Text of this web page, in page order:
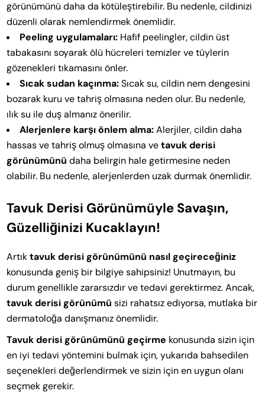
görünümünü daha da kötüleştirebilir. Bu nedenle, cildinizi
düzenli olarak nemlendirmek önemlidir.
Peeling uygulamaları: Hafif peelingler, cildin üst
tabakasını soyarak ölü hücreleri temizler ve tüylerin
gözenekleri tıkamasını önler.
Sıcak sudan kaçınma:Sıcak su, cildin nem dengesini
bozarak kuru ve tahriş olmasına neden olur. Bu nedenle,
ılık su ile duş almanız önerilir.
Alerjenlere karşı önlem alma:Alerjiler, cildin daha
hassas ve tahriş olmuş olmasına vetavuk derisi
görünümünü daha belirgin hale getirmesine neden
olabilir. Bu nedenle, alerjenlerden uzak durmak önemlidir.
Tavuk Derisi Görünümüyle Savaşın,
Güzelliğinizi Kucaklayın!
Artıktavuk derisi görünümünü nasıl geçireceğiniz
konusunda geniş bir bilgiye sahipsiniz! Unutmayın, bu
durum genellikle zararsızdır ve tedavi gerektirmez. Ancak,
tavuk derisi görünümü sizi rahatsız ediyorsa, mutlaka bir
dermatoloğa danışmanız önemlidir.
Tavuk derisi görünümünü geçirme konusunda sizin için
en iyi tedavi yöntemini bulmak için, yukarıda bahsedilen
seçenekleri değerlendirmek ve sizin için en uygun olanı
seçmek gerekir.